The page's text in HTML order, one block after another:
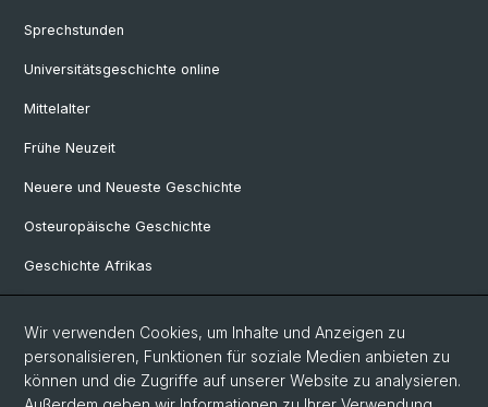
Sprechstunden
Universitätsgeschichte online
Mittelalter
Frühe Neuzeit
Neuere und Neueste Geschichte
Osteuropäische Geschichte
Geschichte Afrikas
Social Media
Linkedin
Wir verwenden Cookies, um Inhalte und Anzeigen zu
personalisieren, Funktionen für soziale Medien anbieten zu
können und die Zugriffe auf unserer Website zu analysieren.